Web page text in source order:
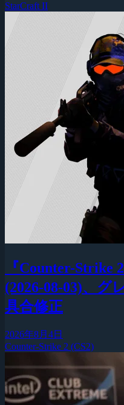
StarCraft II
『Counter-Strike
(2026-08-03)、グ
具合修正
2026年8月4日
Counter-Strike 2 (CS2)